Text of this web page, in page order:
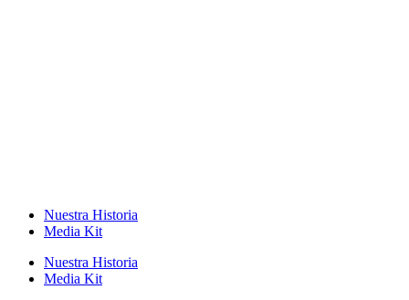
Nuestra Historia
Media Kit
Nuestra Historia
Media Kit